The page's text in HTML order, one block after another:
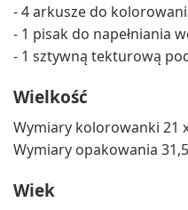
- 4 arkusze do
- 1 pisak do napełniania
- 1 sztywną tekturową
Wielkość
Wymiary kolorowanki 21
Wymiary opakowania
Wiek